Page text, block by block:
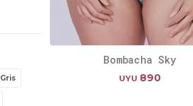
Bombacha Sky
UYU 890
Gris